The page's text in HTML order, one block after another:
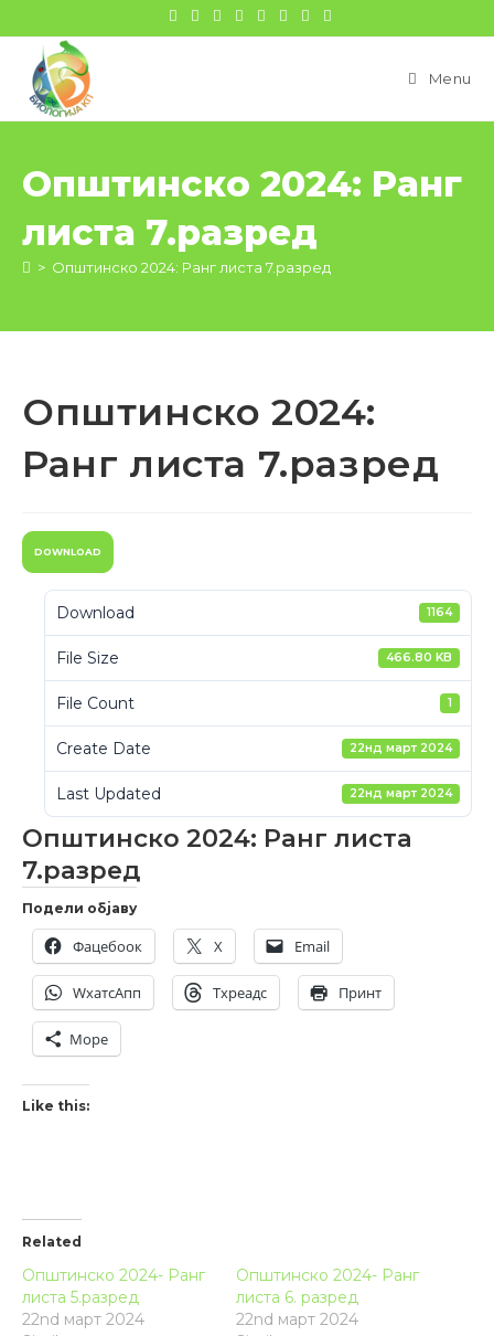
Menu
Општинско 2024: Ранг
листа 7.разред
> Општинско 2024: Ранг листа 7.разред
Општинско 2024:
Ранг листа 7.разред
DOWNLOAD
Download 1164
File Size 466.80 KB
File Count 1
Create Date 22нд март 2024
Last Updated 22нд март 2024
Општинско 2024: Ранг листа
7.разред
Подели објаву
Фацебоок X Email
WхатсАпп Тхреадс Принт
Море
Like this:
Related
Општинско 2024- Ранг
листа 5.разред
22nd март 2024
Општинско 2024- Ранг
листа 6. разред
22nd март 2024